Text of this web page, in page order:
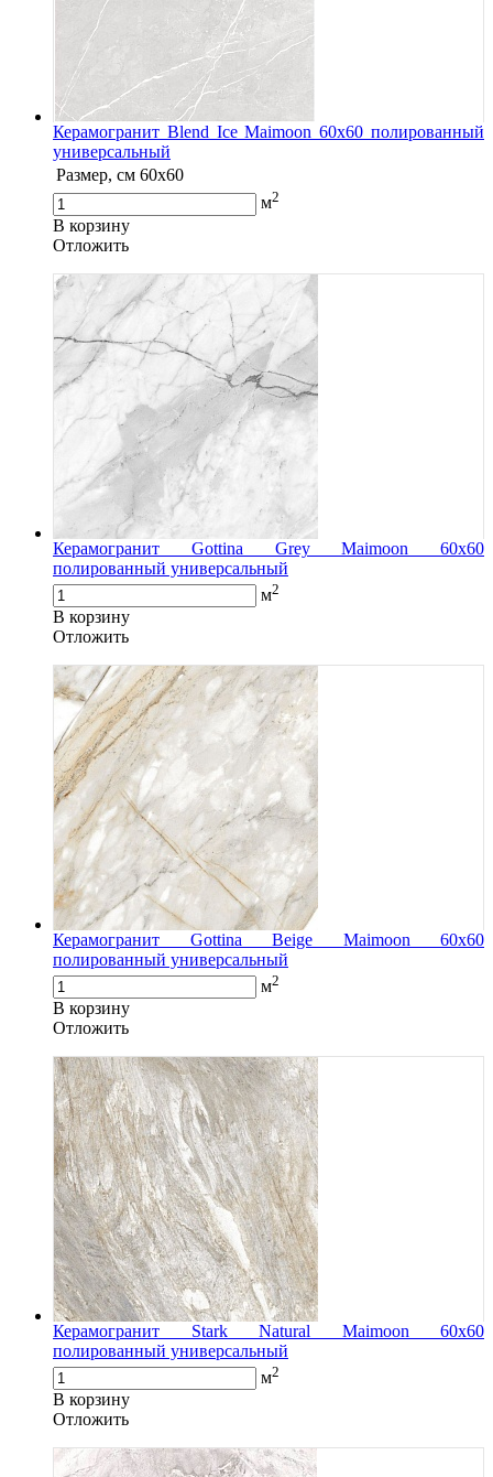
Керамогранит Blend Ice Maimoon 60x60 полированный
универсальный
Размер, см 60x60
м2
В корзину
Oтложить
Керамогранит Gottina Grey Maimoon 60x60
полированный универсальный
м2
В корзину
Oтложить
Керамогранит Gottina Beige Maimoon 60x60
полированный универсальный
м2
В корзину
Oтложить
Керамогранит Stark Natural Maimoon 60x60
полированный универсальный
м2
В корзину
Oтложить